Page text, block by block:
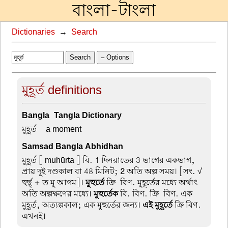
বাংলা-টাংলা
Dictionaries → Search
Search – Options
মুহূর্ত definitions
Bangla-Tangla Dictionary
মুহূর্ত –a moment
Samsad Bangla Abhidhan
মুহূর্ত[ muhūrta ] বি. 1 দিনরাতের 3 ভাগের একভাগ,
প্রায় দুই দণ্ডকাল বা 48 মিনিট; 2অতি অল্প সময়। [সং. √
হুর্ছ্ + ত মু আগম]।মুহুর্তেক্রি-বিণ. মুহূর্তের মধ্যে অর্থাৎ
অতি অল্পক্ষণের মধ্যে।মুহুর্তেকবি. বিণ. ক্রি-বিণ. এক
মুহূর্ত, অত্যল্পকাল; এক মুহুর্তের জন্য। এই মুহূর্তেক্রি বিণ.
এখনই।